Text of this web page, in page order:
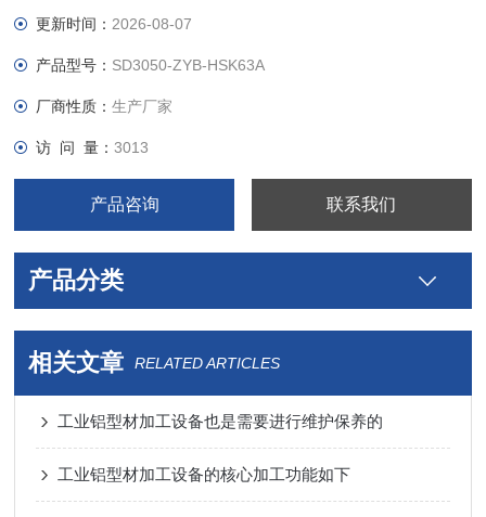
更新时间： 2026-08-07
产品型号： SD3050-ZYB-HSK63A
厂商性质：生产厂家
访 问 量：3013
产品咨询 联系我们
产品分类
相关文章 RELATED ARTICLES
工业铝型材加工设备也是需要进行维护保养的
工业铝型材加工设备的核心加工功能如下